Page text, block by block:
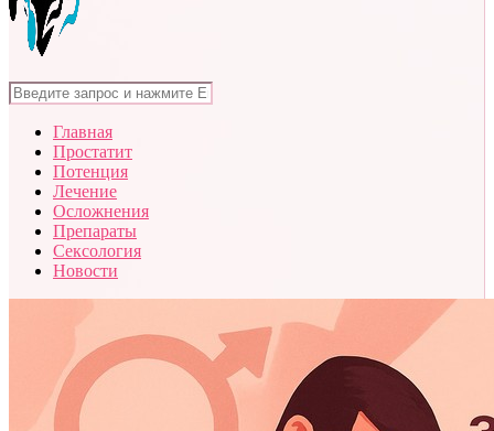
Главная
Простатит
Потенция
Лечение
Осложнения
Препараты
Сексология
Новости